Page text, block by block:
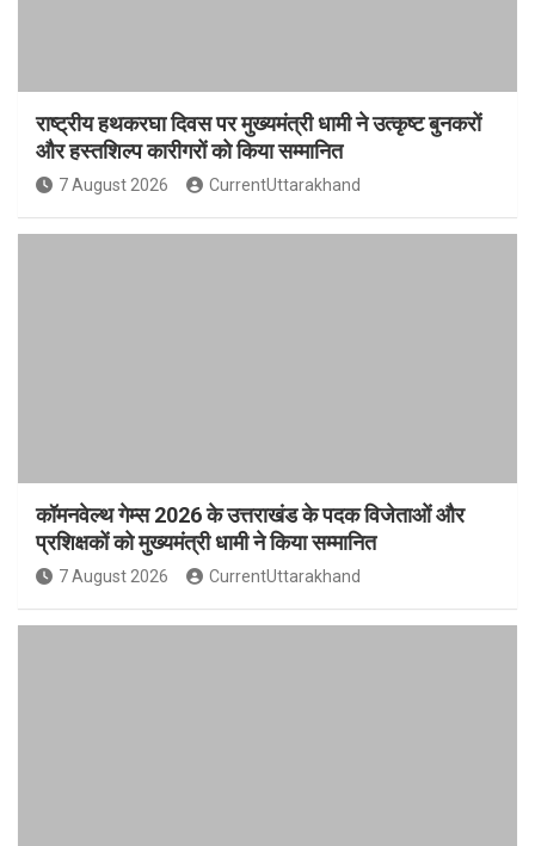
राष्ट्रीय हथकरघा दिवस पर मुख्यमंत्री धामी ने उत्कृष्ट बुनकरों
और हस्तशिल्प कारीगरों को किया सम्मानित
7 August 2026 CurrentUttarakhand
कॉमनवेल्थ गेम्स 2026 के उत्तराखंड के पदक विजेताओं और
प्रशिक्षकों को मुख्यमंत्री धामी ने किया सम्मानित
7 August 2026 CurrentUttarakhand